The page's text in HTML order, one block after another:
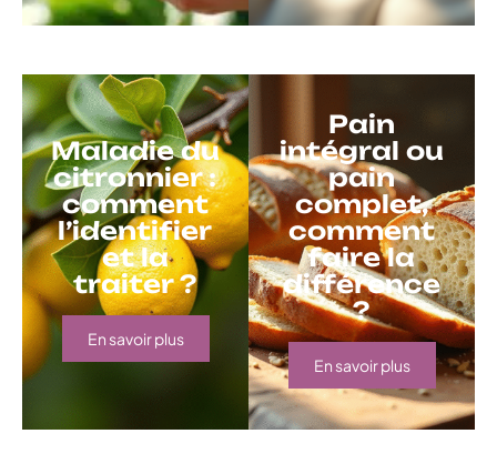
Maladie du
citronnier :
comment
l’identifier
et la
traiter ?
En savoir plus
Pain
intégral ou
pain
complet,
comment
faire la
différence
?
En savoir plus